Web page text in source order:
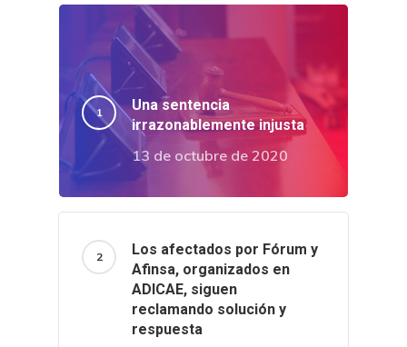
Una sentencia
irrazonablemente injusta
13 de octubre de 2020
Los afectados por Fórum y
Afinsa, organizados en
ADICAE, siguen
reclamando solución y
respuesta